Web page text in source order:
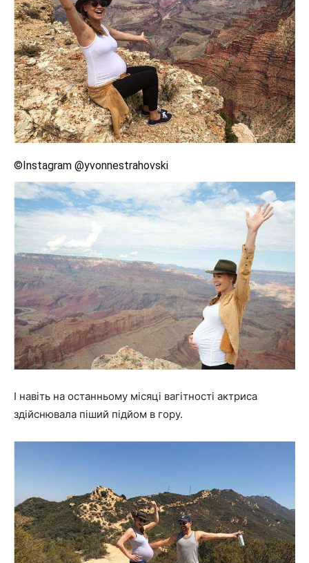
©Instagram @yvonnestrahovski
І навіть на останньому місяці вагітності актриса
здійснювала піший підйом в гору.